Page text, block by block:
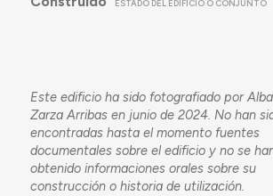
ESTADO DEL EDIFÍCIO O CONJUNTO
Este edificio ha sido fotografiado por Alba
Zarza Arribas en junio de 2024. No han
encontradas hasta el momento fuentes
documentales sobre el edificio y no se
obtenido informaciones orales sobre su
construcción o historia de utilización.